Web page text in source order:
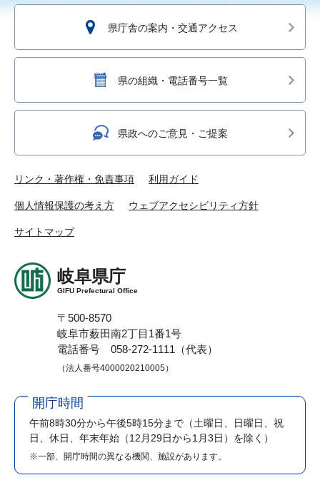
県庁舎の案内・交通アクセス
県の組織・電話番号一覧
県政へのご意見・ご提案
リンク・著作権・免責事項 利用ガイド
個人情報保護の考え方 ウェブアクセシビリティ方針
サイトマップ
岐阜県庁
GIFU Prefectural Office
〒500-8570
岐阜市薮田南2丁目1番1号
電話番号 058-272-1111（代表）
（法人番号4000020210005）
開庁時間
午前8時30分から午後5時15分まで （土曜日、日曜日、祝
日、休日、年末年始（12月29日から1月3日）を除く）
※一部、開庁時間の異なる機関、施設があります。